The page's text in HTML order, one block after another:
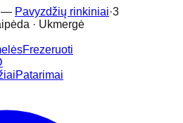
— Pavyzdžių rinkiniai·3
· Ukmergė
Frezeruoti
Patarimai